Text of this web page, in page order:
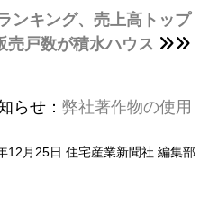
ンキング、売上高トップ
売戸数が積水ハウス
らせ： 弊社著作物の使用
12月25日 住宅産業新聞社 編集部